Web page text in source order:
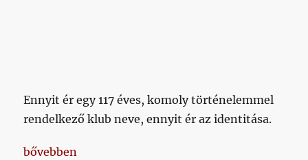
Ennyit ér egy 117 éves, komoly történelemmel
rendelkező klub neve, ennyit ér az identitása.
„Kispest–Honvéd, az árról pedig majd később
bővebben